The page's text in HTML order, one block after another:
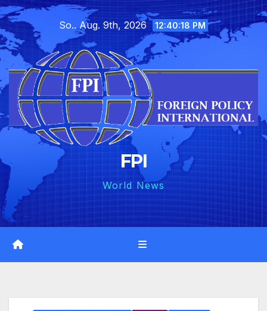
Skip
to
content
So.. Aug. 9th, 2026 12:40:19 PM
FPI
World News